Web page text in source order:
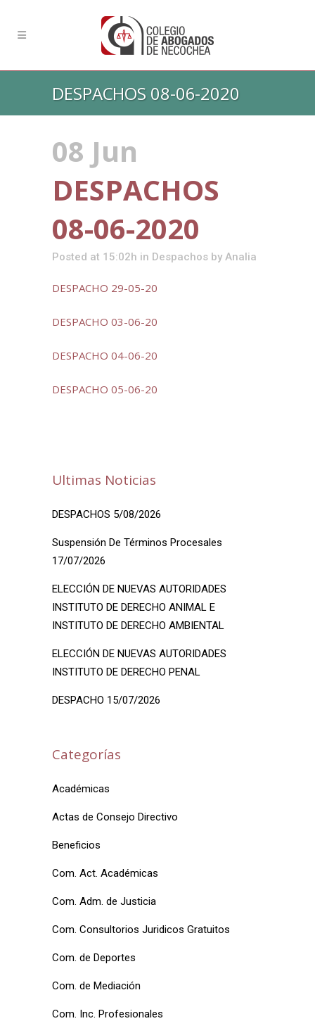
DESPACHOS 08-06-2020
08 Jun
DESPACHOS
08-06-2020
Posted at 15:02h in Despachos by Analia
DESPACHO 29-05-20
DESPACHO 03-06-20
DESPACHO 04-06-20
DESPACHO 05-06-20
Ultimas Noticias
DESPACHOS 5/08/2026
Suspensión De Términos Procesales
17/07/2026
ELECCIÓN DE NUEVAS AUTORIDADES
INSTITUTO DE DERECHO ANIMAL E
INSTITUTO DE DERECHO AMBIENTAL
ELECCIÓN DE NUEVAS AUTORIDADES
INSTITUTO DE DERECHO PENAL
DESPACHO 15/07/2026
Categorías
Académicas
Actas de Consejo Directivo
Beneficios
Com. Act. Académicas
Com. Adm. de Justicia
Com. Consultorios Juridicos Gratuitos
Com. de Deportes
Com. de Mediación
Com. Inc. Profesionales